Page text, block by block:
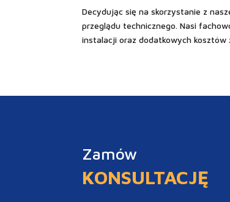
Decydując się na skorzystanie z
przeglądu technicznego. Nasi
instalacji oraz dodatkowych kosztów
Zamów
KONSULTACJĘ